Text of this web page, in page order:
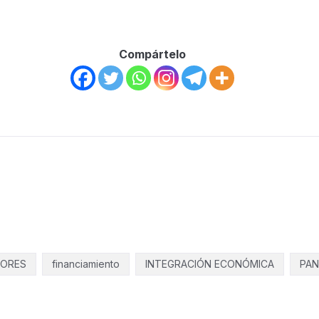
interesante
directamente a tu correo
Compártelo
financiamiento INTEGRACIÓN ECONÓMICA